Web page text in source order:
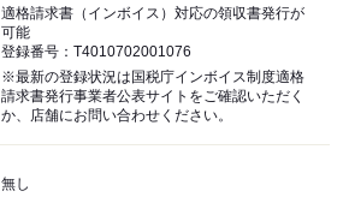
適格請求書（インボイス）対応の領収書発行が
可能
登録番号：T4010702001076
※最新の登録状況は国税庁インボイス制度適格
請求書発行事業者公表サイトをご確認いただく
か、店舗にお問い合わせください。
無し